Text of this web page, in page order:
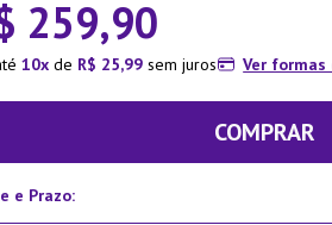
259,90
10 de R$ 25,99 sem juros Ver
COMPRAR